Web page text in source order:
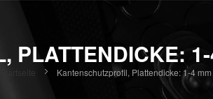
PLATTENDICKE:
Startseite Kantenschutzprofil, Plattendicke: 1-4